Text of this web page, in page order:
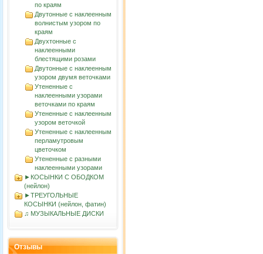
по краям
Двутонные с наклеенным
волнистым узорoм по
краям
Двухтонные с
наклеенными
блестящими розами
Двутонные с наклеенным
узором двумя веточками
Утененные с
наклеенными узорами
веточками по краям
Утененные с наклеенным
узором веточкой
Утененные с наклеенным
перламутровым
цветочком
Утененные с разными
наклеенными узорами
►КОСЫНКИ С ОБОДКОМ
(нейлон)
►ТРЕУГОЛЬНЫЕ
КОСЫНКИ (нейлон, фатин)
♫ МУЗЫКАЛЬНЫЕ ДИСКИ
Отзывы